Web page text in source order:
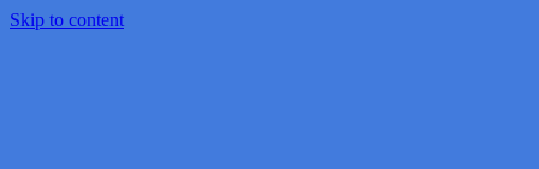
Skip to content